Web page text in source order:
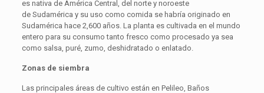
es nativa de América Central, del norte y noroeste
de Sudamérica y su uso como comida se habría originado en
Sudamérica hace 2,600 años. La planta es cultivada en el mundo
entero para su consumo tanto fresco como procesado ya sea
como salsa, puré, zumo, deshidratado o enlatado.
Zonas de siembra
Las principales áreas de cultivo están en Pelileo, Baños